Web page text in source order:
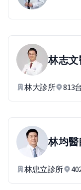
林志文
林大診所 813
林均
林忠立診所